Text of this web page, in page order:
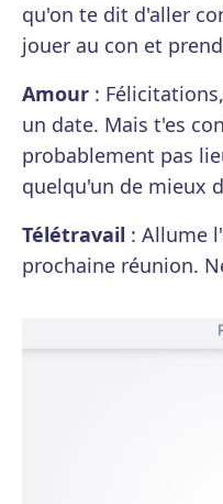
qu'on te dit d'aller
jouer au con et
Amour :
un date. Mais t'es
probablement pas
quelqu'un de mieux
Télétravail : Allume
prochaine réunion.